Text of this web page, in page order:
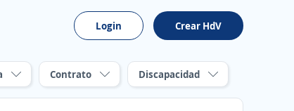
Login Crear HdV
Contrato Discapacidad